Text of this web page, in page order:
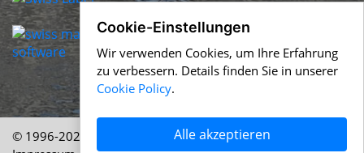
© 1996-2026 Swiss-Press.com & Help.ch Über uns
Cookie-Einstellungen
Wir verwenden Cookies, um Ihre Erfahrung
zu verbessern. Details finden Sie in unserer
Cookie Policy.
Alle akzeptieren